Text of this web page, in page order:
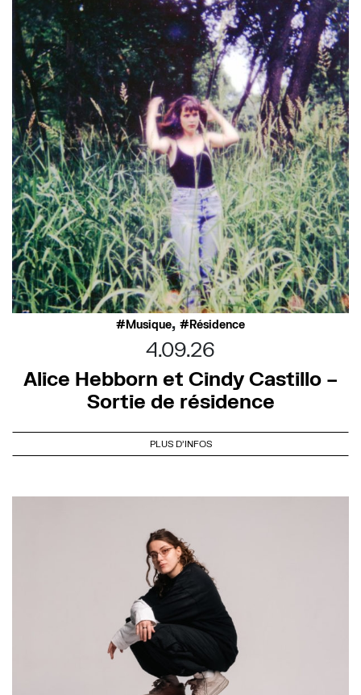
Musique, Résidence
4.09.26
Alice Hebborn et Cindy Castillo –
Sortie de résidence
PLUS D'INFOS